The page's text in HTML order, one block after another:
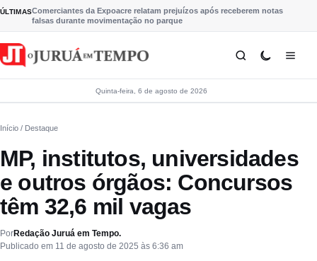
Pular para o conteúdo
ÚLTIMASComerciantes da Expoacre relatam prejuízos após receberem notas
falsas durante movimentação no parque
Quinta-feira, 6 de agosto de 2026
Início / Destaque
MP, institutos, universidades
e outros órgãos: Concursos
têm 32,6 mil vagas
PorRedação Juruá em Tempo.
Publicado em 11 de agosto de 2025 às 6:36 am